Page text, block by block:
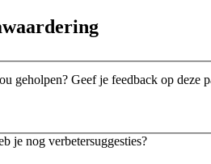
geholpen? Geef je feedback op deze
je nog verbetersuggesties?